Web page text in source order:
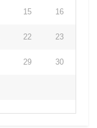
15 16
22 23
29 30